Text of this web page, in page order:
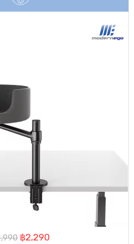
Original
฿2,290